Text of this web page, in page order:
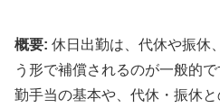
概要: 休日出勤は、代休や振休
う形で補償されるのが一般的
勤手当の基本や、代休・振休